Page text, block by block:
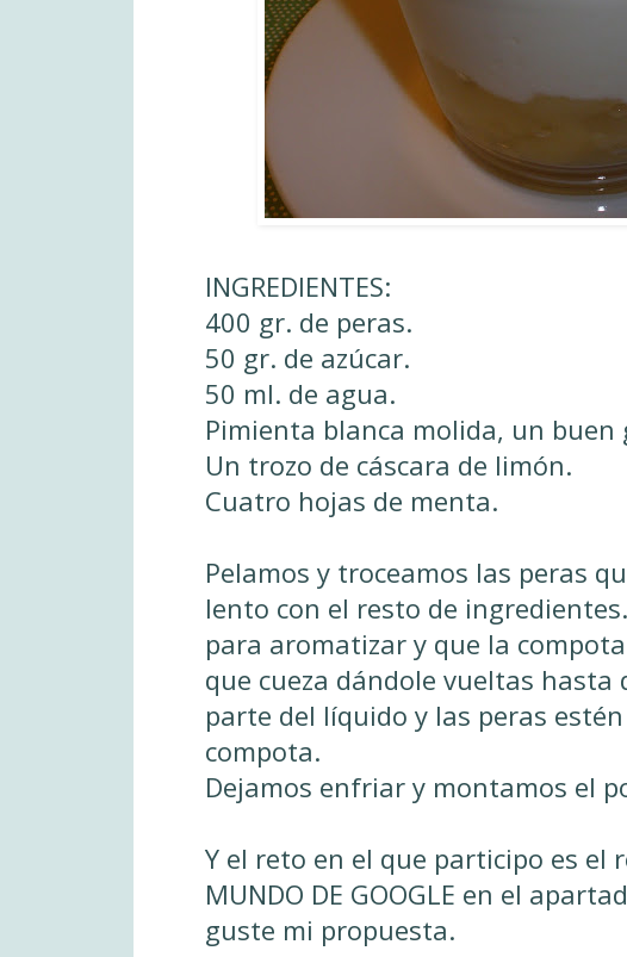
INGREDIENTES:
400 gr. de peras.
50 gr. de azúcar.
50 ml. de agua.
Pimienta blanca molida, un buen
Un trozo de cáscara de limón.
Cuatro hojas de menta.
Pelamos y troceamos las peras
lento con el resto de
para aromatizar y que la
que cueza dándole vueltas
parte del líquido y las peras
compota.
Dejamos enfriar y montamos el
Y el reto en el que participo es el
MUNDO DE GOOGLE en el
guste mi propuesta.